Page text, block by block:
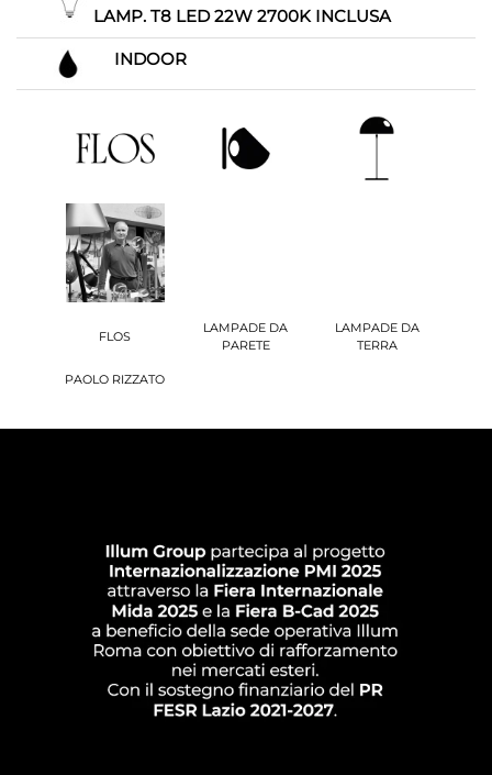
LAMP. T8 LED 22W 2700K INCLUSA
INDOOR
FLOS
LAMPADE DA
PARETE
LAMPADE DA
TERRA
PAOLO RIZZATO